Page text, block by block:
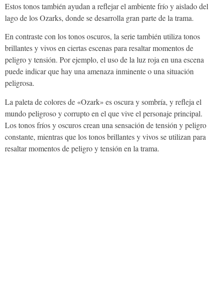
Estos tonos también ayudan a reflejar el ambiente frío y aislado del
lago de los Ozarks, donde se desarrolla gran parte de la trama.
En contraste con los tonos oscuros, la serie también utiliza tonos
brillantes y vivos en ciertas escenas para resaltar momentos de
peligro y tensión. Por ejemplo, el uso de la luz roja en una escena
puede indicar que hay una amenaza inminente o una situación
peligrosa.
La paleta de colores de «Ozark» es oscura y sombría, y refleja el
mundo peligroso y corrupto en el que vive el personaje principal.
Los tonos fríos y oscuros crean una sensación de tensión y peligro
constante, mientras que los tonos brillantes y vivos se utilizan para
resaltar momentos de peligro y tensión en la trama.